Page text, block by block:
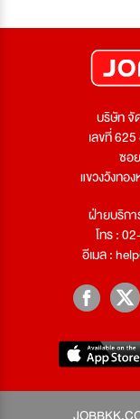
บริษัท จั
เลขที่
ซอ
แขวงวังทอ
ฝ่ายบริก
โทร :
อีเมล :